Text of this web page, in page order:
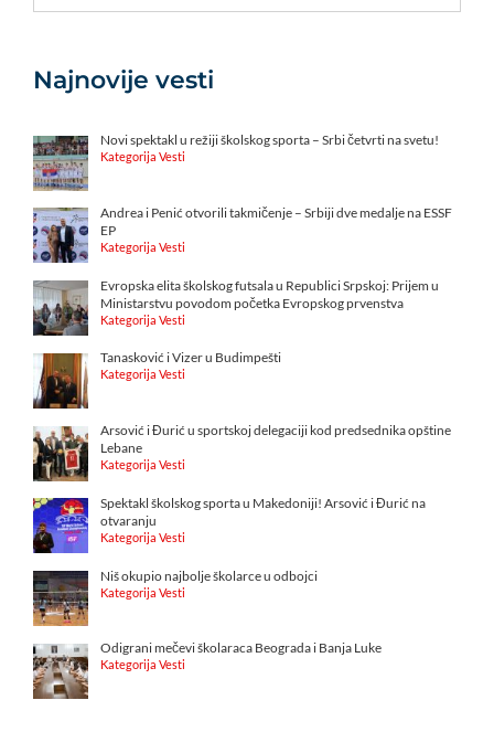
Najnovije vesti
Novi spektakl u režiji školskog sporta – Srbi četvrti na svetu!
Kategorija Vesti
Andrea i Penić otvorili takmičenje – Srbiji dve medalje na ESSF
EP
Kategorija Vesti
Evropska elita školskog futsala u Republici Srpskoj: Prijem u
Ministarstvu povodom početka Evropskog prvenstva
Kategorija Vesti
Tanasković i Vizer u Budimpešti
Kategorija Vesti
Arsović i Đurić u sportskoj delegaciji kod predsednika opštine
Lebane
Kategorija Vesti
Spektakl školskog sporta u Makedoniji! Arsović i Đurić na
otvaranju
Kategorija Vesti
Niš okupio najbolje školarce u odbojci
Kategorija Vesti
Odigrani mečevi školaraca Beograda i Banja Luke
Kategorija Vesti